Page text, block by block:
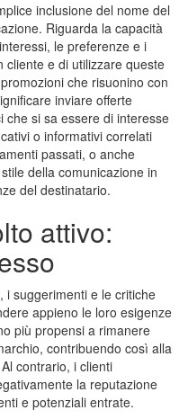
inclusione del nome del
Riguarda la capacità
le preferenze e i
cliente e di utilizzare queste
che risuonino con
inviare offerte
che si sa essere di interesse
o informativi correlati
passati, o anche
della comunicazione in
del destinatario.
attivo:
i suggerimenti e le critiche
appieno le loro esigenze
più propensi a rimanere
contribuendo così alla
contrario, i clienti
la reputazione
e potenziali entrate.